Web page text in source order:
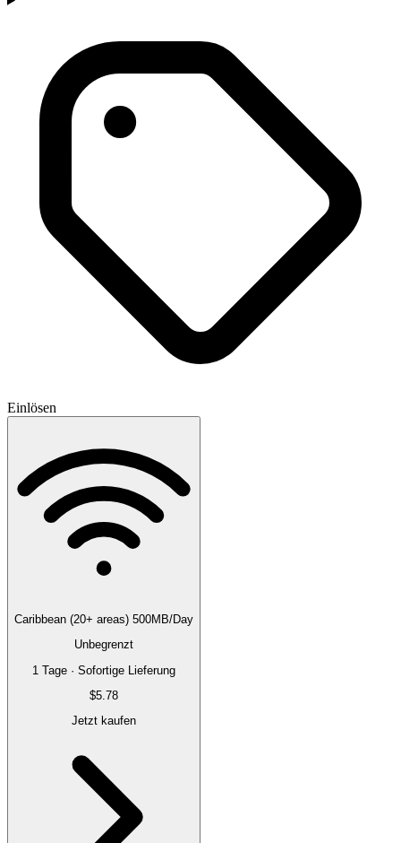
Einlösen
Caribbean (20+ areas) 500MB/Day
Unbegrenzt
1 Tage · Sofortige Lieferung
$5.78
Jetzt kaufen